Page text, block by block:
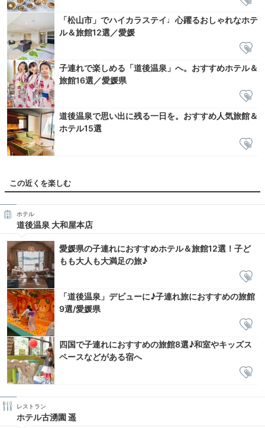
「松山市」でハイカラステイ♩心躍るおしゃれなホテ
ル＆旅館12選／愛媛
子連れで楽しめる「道後温泉」へ。おすすめホテル＆
旅館16選／愛媛県
道後温泉で思い出に残る一日を。おすすめ人気旅館＆
ホテル15選
この近くを楽しむ
ホテル
道後温泉 大和屋本店
愛媛県の子連れにおすすめホテル＆旅館12選！子ど
もも大人も大満足の旅♪
「道後温泉」デビューに♪子連れ旅におすすめの旅館
9選/愛媛県
四国で子連れにおすすめの旅館8選♪和室やキッズス
ペースなどがある宿へ
レストラン
ホテル古湧園 遥